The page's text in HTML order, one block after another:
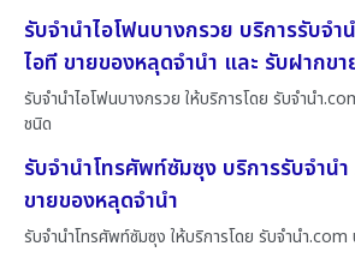
รับจำนำไอโฟนบางกรวย บริการรับจ
ไอที ขายของหลุดจำนำ และ รับฝากข
รับจำนำไอโฟนบางกรวย ให้บริการโดย รับจํานํา
ชนิด
รับจำนำโทรศัพท์ซัมซุง บริการรับจำน
ขายของหลุดจำนำ
รับจำนำโทรศัพท์ซัมซุง ให้บริการโดย รับจํานํา